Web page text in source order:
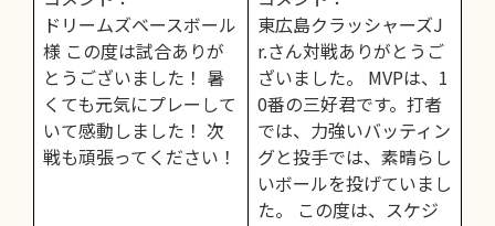
ドリームズベースボール
様 この度は試合ありが
とうございました！ 暑
くても元気にプレーして
いて感動しました！ 次
戦も頑張ってください！
東広島クラッシャーズJ
r.さん対戦ありがとうご
ざいました。 MVPは、1
0番の三好君です。打者
では、力強いバッティン
グと投手では、素晴らし
いボールを投げていまし
た。 この度は、スケジ